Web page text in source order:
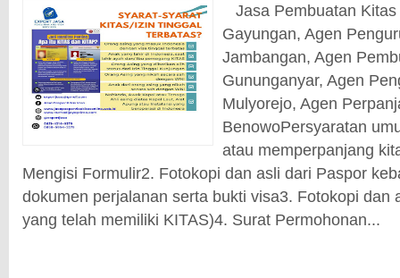
Jasa Pembuatan
Gayungan, Agen
Jambangan, Agen
Gununganyar, Agen
Mulyorejo, Agen
BenowoPersyaratan
atau memperpanjang
Mengisi Formulir2. Fotokopi dan asli dari Paspor
dokumen perjalanan serta bukti visa3. Fotokopi dan
yang telah memiliki KITAS)4. Surat Permohonan...